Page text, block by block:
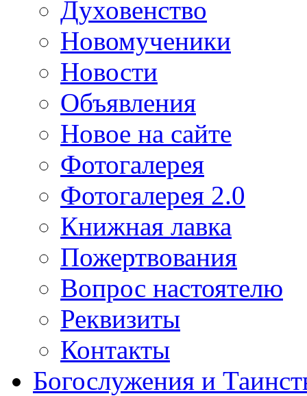
Духовенство
Новомученики
Новости
Объявления
Новое на сайте
Фотогалерея
Фотогалерея 2.0
Книжная лавка
Пожертвования
Вопрос настоятелю
Реквизиты
Контакты
Богослужения и